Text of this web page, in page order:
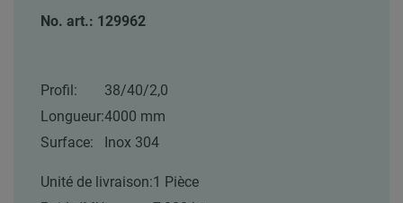
No. art.: 129962
Profil:
38/40/2,0
Longueur:4000 mm
Surface:
Inox 304
Unité de livraison:1 Pièce